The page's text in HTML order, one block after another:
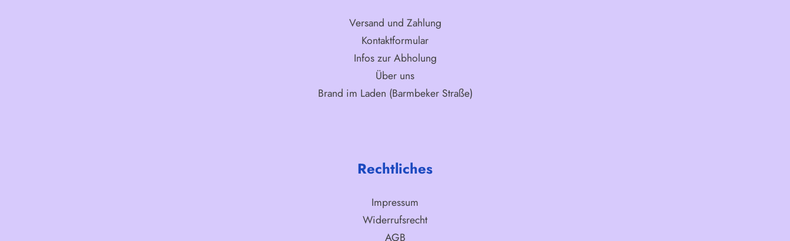
Versand und Zahlung
Kontaktformular
Infos zur Abholung
Über uns
Brand im Laden (Barmbeker Straße)
Rechtliches
Impressum
Widerrufsrecht
AGB